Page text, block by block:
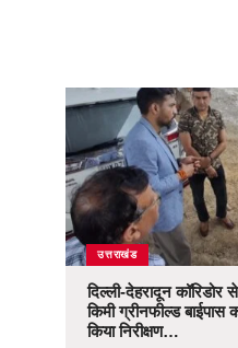
उत्तराखंड
दिल्ली-देहरादून कॉरिडोर
किमी ग्रीनफील्ड बाईपास
किया निरीक्षण…